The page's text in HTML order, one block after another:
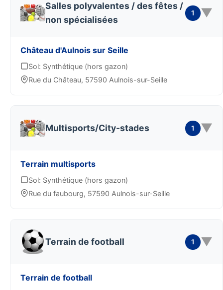
Salles polyvalentes / des fêtes /
non spécialisées
1 ▼
Château d'Aulnois sur Seille
Sol: Synthétique (hors gazon)
Rue du Château, 57590 Aulnois-sur-Seille
Multisports/City-stades 1 ▼
Terrain multisports
Sol: Synthétique (hors gazon)
Rue du faubourg, 57590 Aulnois-sur-Seille
Terrain de football 1 ▼
Terrain de football